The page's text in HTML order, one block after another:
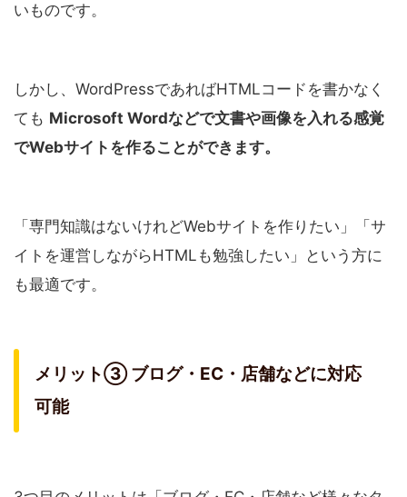
いものです。
しかし、WordPressであればHTMLコードを書かなく
ても Microsoft Wordなどで文書や画像を入れる感覚
でWebサイトを作ることができます。
「専門知識はないけれどWebサイトを作りたい」「サ
イトを運営しながらHTMLも勉強したい」という方に
も最適です。
メリット③ ブログ・EC・店舗などに対応
可能